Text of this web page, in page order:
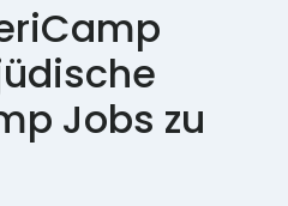
Jobs zu